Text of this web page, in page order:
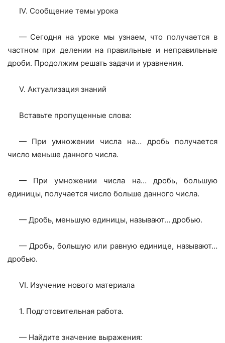
IV. Сообщение темы урока
— Сегодня на уроке мы узнаем, что получается в
частном при делении на правильные и неправильные
дроби. Продолжим решать задачи и уравнения.
V. Актуализация знаний
Вставьте пропущенные слова:
— При умножении числа на… дробь получается
число меньше данного числа.
— При умножении числа на… дробь, большую
единицы, получается число больше данного числа.
— Дробь, меньшую единицы, называют… дробью.
— Дробь, большую или равную единице, называют…
дробью.
VI. Изучение нового материала
1. Подготовительная работа.
— Найдите значение выражения: